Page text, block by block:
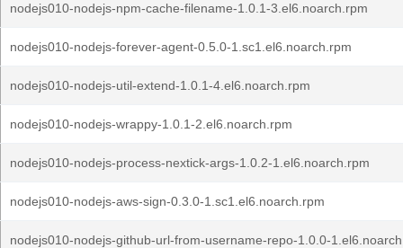
nodejs010-nodejs-npm-cache-filename-1.0.1-3.el6.noarch.rpm
nodejs010-nodejs-forever-agent-0.5.0-1.sc1.el6.noarch.rpm
nodejs010-nodejs-util-extend-1.0.1-4.el6.noarch.rpm
nodejs010-nodejs-wrappy-1.0.1-2.el6.noarch.rpm
nodejs010-nodejs-process-nextick-args-1.0.2-1.el6.noarch.rpm
nodejs010-nodejs-aws-sign-0.3.0-1.sc1.el6.noarch.rpm
nodejs010-nodejs-github-url-from-username-repo-1.0.0-